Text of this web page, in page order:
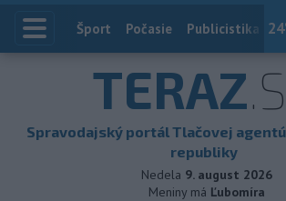
24
Index
Šport Počasie Publicistika
TERAZ
Spravodajský portál Tlačovej
republiky
Nedela 9. august 2026
Meniny má Ľubomíra